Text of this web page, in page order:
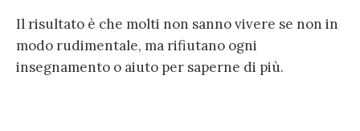
Il risultato è che molti non sanno vivere se non in
modo rudimentale, ma rifiutano ogni
insegnamento o aiuto per saperne di più.